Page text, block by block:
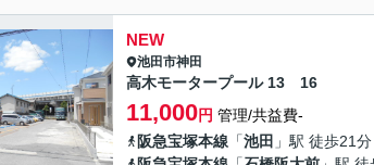
NEW
池田市神田
高木モータープール 13 16
11,000円 管理/共益費-
阪急宝塚本線 「池田 」駅 徒歩21分